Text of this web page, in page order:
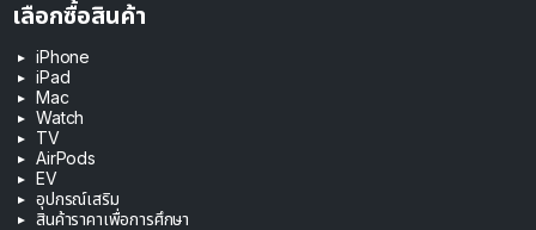
เลือกซื้อสินค้า
iPhone
iPad
Mac
Watch
TV
AirPods
EV
อุปกรณ์เสริม
สินค้าราคาเพื่อการศึกษา